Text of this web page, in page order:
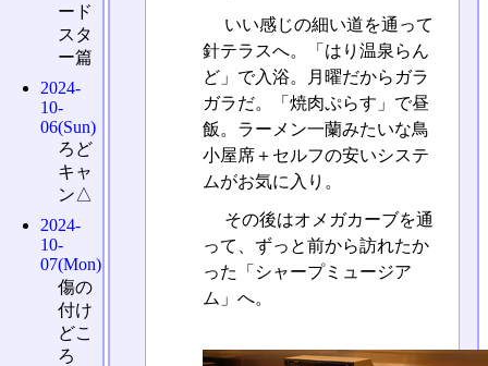
いい感じの細い道を通って
針テラスへ。「はり温泉らん
ど」で入浴。月曜だからガラ
ガラだ。「焼肉ぷらす」で昼
飯。ラーメン一蘭みたいな鳥
小屋席＋セルフの安いシステ
ムがお気に入り。
その後はオメガカーブを通
って、ずっと前から訪れたか
った「シャープミュージア
ム」へ。
ード
スタ
ー篇
2024-
10-
06(Sun)
ろど
キャ
ン△
2024-
10-
07(Mon)
傷の
付け
どこ
ろ